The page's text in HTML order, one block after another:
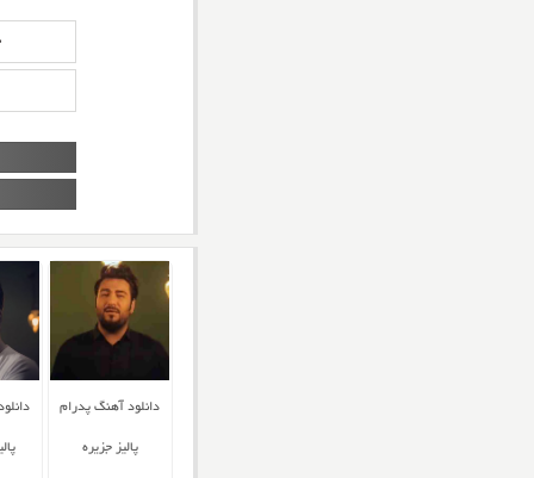
دانلود آهنگ پدرام
پالیز جزیره